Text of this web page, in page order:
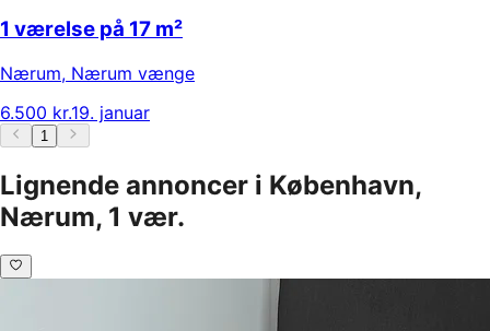
1 værelse på 17 m²
Nærum, Nærum vænge
6.500 kr.19. januar
1
Lignende annoncer i København,
Nærum, 1 vær.